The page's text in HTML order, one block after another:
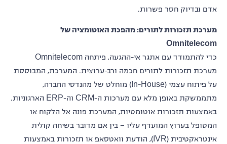
אדם ובדיוק חסר פשרות.
מערכת תזכורות לתורים: מהפכת האוטומציה של
Omnitelecom
כדי להתמודד עם אתגר אי-ההגעה, פיתחה Omnitelecom
מערכת תזכורות לתורים חכמה ורב-ערוצית. המערכת, המבוססת
על פיתוח עצמי (In-House) מוחלט של מהנדסי החברה,
מתממשקת באופן מלא עם מערכות ה-CRM וה-ERP הארגוניות.
באמצעות תזכורות אוטומטיות, המערכת פונה אל הלקוח או
המטופל בערוץ המועדף עליו – בין אם מדובר בשיחה קולית
אינטראקטיבית (IVR), הודעת וואטסאפ או תזכורות באמצעות